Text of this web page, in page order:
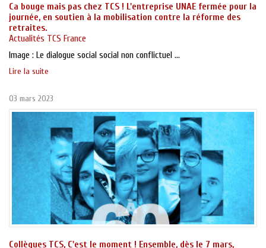
Ca bouge mais pas chez TCS ! L'entreprise UNAE fermée pour la
journée, en soutien à la mobilisation contre la réforme des
retraites.
Actualités TCS France
Image : Le dialogue social social non conflictuel ...
Lire la suite
03 mars 2023
Collègues TCS, C'est le moment ! Ensemble, dès le 7 mars,